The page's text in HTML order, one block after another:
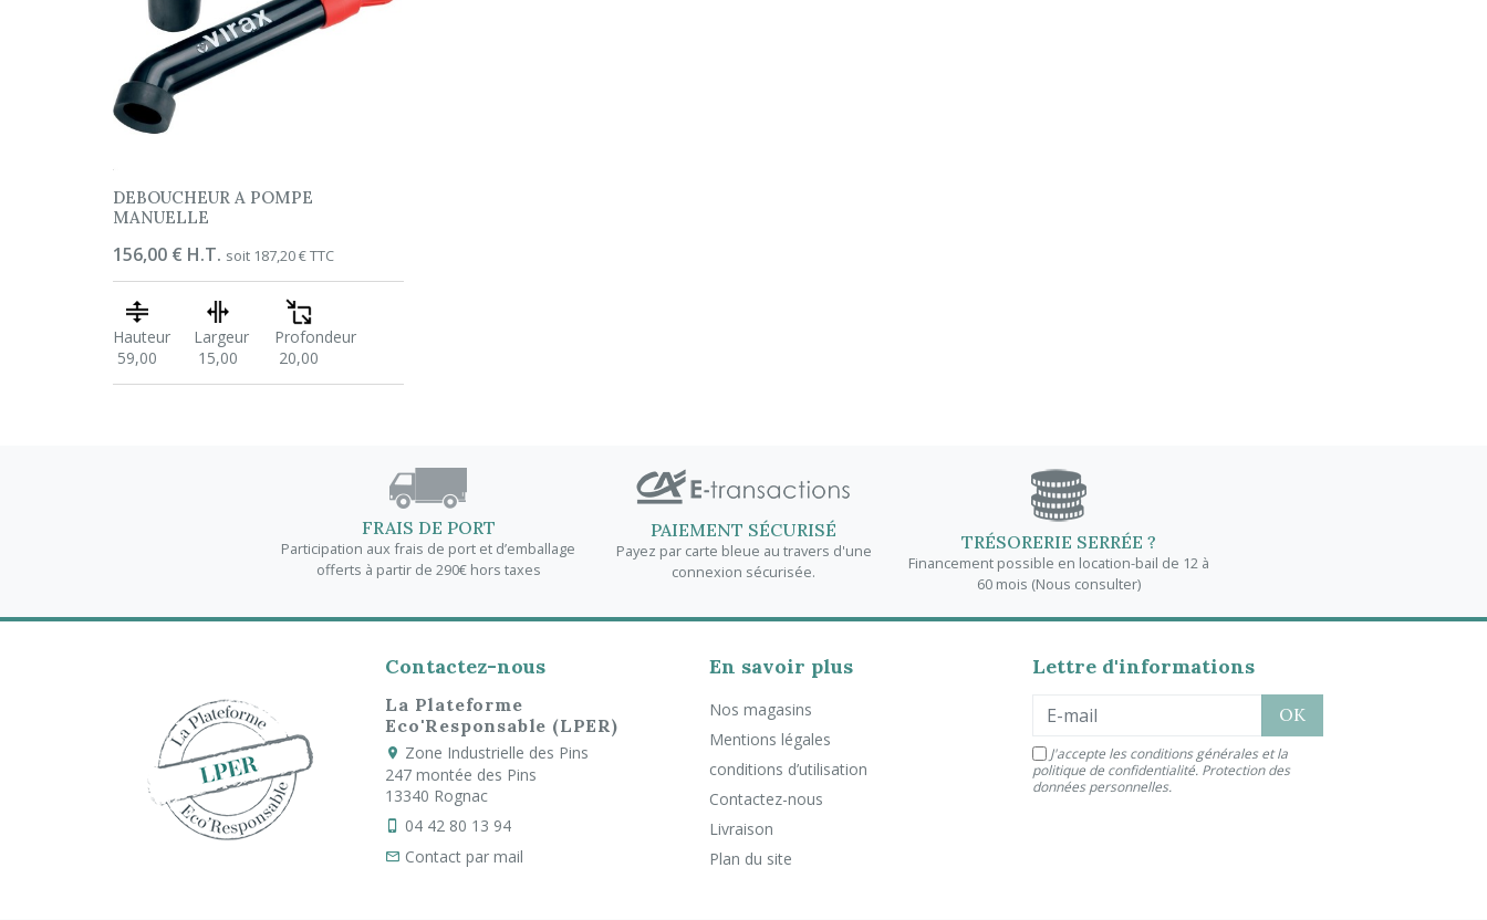
DEBOUCHEUR A POMPE
MANUELLE
Prix
156,00 € H.T. soit 187,20 € TTC
Hauteur
59,00
Largeur
15,00
Profondeur
20,00
FRAIS DE PORT
Participation aux frais de port et d’emballage
offerts à partir de 290€ hors taxes
PAIEMENT SÉCURISÉ
Payez par carte bleue au travers d'une
connexion sécurisée.
TRÉSORERIE SERRÉE ?
Financement possible en location-bail de 12 à
60 mois (Nous consulter)
Contactez-nous
La Plateforme
Eco'Responsable (LPER)
Zone Industrielle des Pins
247 montée des Pins
13340 Rognac
04 42 80 13 94
Contact par mail
En savoir plus
Nos magasins
Mentions légales
conditions d’utilisation
Contactez-nous
Livraison
Plan du site
Lettre d'informations
J'accepte les conditions générales et la
politique de confidentialité. Protection des
données personnelles.